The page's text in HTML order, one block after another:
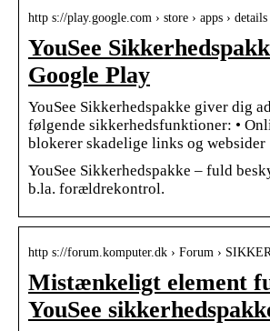
http s://play.google.com › store › apps ›
YouSee
Google Play
YouSee Sikkerhedspakke giver dig
følgende sikkerhedsfunktioner: •
blokerer skadelige links og websider
YouSee Sikkerhedspakke – fuld
b.la. forældrekontrol.
http s://forum.komputer.dk › Forum ›
Mistænkeligt element
YouSee